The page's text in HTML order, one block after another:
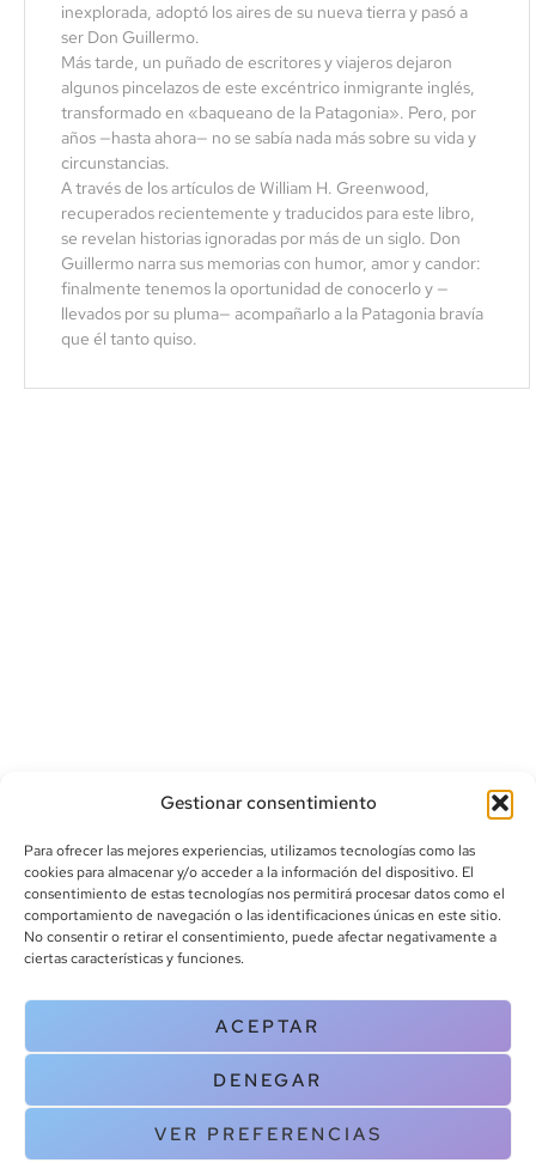
Gestionar consentimiento
Para ofrecer las mejores experiencias, utilizamos tecnologías como las
cookies para almacenar y/o acceder a la información del dispositivo. El
consentimiento de estas tecnologías nos permitirá procesar datos como el
comportamiento de navegación o las identificaciones únicas en este sitio.
No consentir o retirar el consentimiento, puede afectar negativamente a
ciertas características y funciones.
ACEPTAR
DENEGAR
VER PREFERENCIAS
inexplorada, adoptó los aires de su nueva tierra y pasó a
ser Don Guillermo.
Más tarde, un puñado de escritores y viajeros dejaron
algunos pincelazos de este excéntrico inmigrante inglés,
transformado en «baqueano de la Patagonia». Pero, por
años —hasta ahora— no se sabía nada más sobre su vida y
circunstancias.
A través de los artículos de William H. Greenwood,
recuperados recientemente y traducidos para este libro,
se revelan historias ignoradas por más de un siglo. Don
Guillermo narra sus memorias con humor, amor y candor:
finalmente tenemos la oportunidad de conocerlo y —
llevados por su pluma— acompañarlo a la Patagonia bravía
que él tanto quiso.
info@canoalibros.com
pedidos@canoalibros.com
CONTACTO
Copyright © 2025 Canoa Libros. All Rights Reserved |
cookies|Política de privacidad|Terminos y condiciones| Aviso legal
| Contacto